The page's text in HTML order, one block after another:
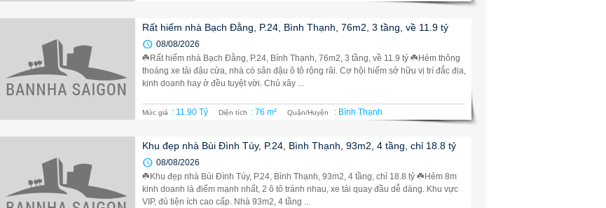
Rất hiếm nhà Bạch Đằng, P.24, Bình Thạnh, 76m2, 3 tầng, về 11.9 tỷ
08/08/2026
☘️Rất hiếm nhà Bạch Đằng, P.24, Bình Thạnh, 76m2, 3 tầng, về 11.9 tỷ ☘️Hẻm thông
thoáng xe tải đậu cửa, nhà có sân đậu ô tô rộng rãi. Cơ hội hiếm sở hữu vị trí đắc địa,
kinh doanh hay ở đều tuyệt vời. Chủ xây ...
Mức giá : 11.90 Tỷ Diện tích : 76 m² Quận/Huyện : Bình Thạnh
Khu đẹp nhà Bùi Đình Túy, P.24, Bình Thạnh, 93m2, 4 tầng, chỉ 18.8 tỷ
08/08/2026
☘️Khu đẹp nhà Bùi Đình Túy, P.24, Bình Thạnh, 93m2, 4 tầng, chỉ 18.8 tỷ ☘️Hẻm 8m
kinh doanh là điểm mạnh nhất, 2 ô tô tránh nhau, xe tải quay đầu dễ dàng. Khu vực
VIP, đủ tiện ích cao cấp. Nhà 93m2, 4 tầng ...